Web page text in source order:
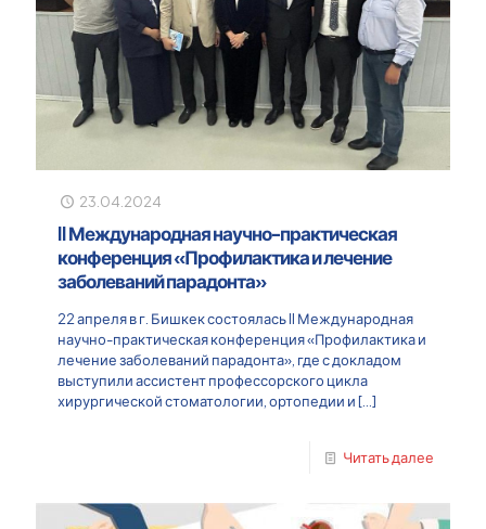
23.04.2024
II Международная научно-практическая
конференция «Профилактика и лечение
заболеваний парадонта»
22 апреля в г. Бишкек состоялась II Международная
научно-практическая конференция «Профилактика и
лечение заболеваний парадонта», где с докладом
выступили ассистент профессорского цикла
хирургической стоматологии, ортопедии и[…]
Читать далее